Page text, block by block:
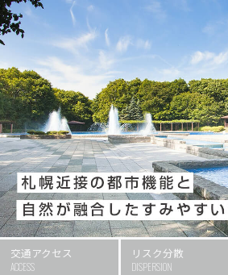
交通アクセス
ACCESS
リスク分散
DISPERSION